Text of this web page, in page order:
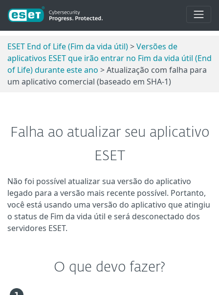
ESET End of Life (Fim da vida útil)>Versões de
aplicativos ESET que irão entrar no Fim da vida útil (End
of Life) durante este ano > Atualização com falha para
um aplicativo comercial (baseado em SHA-1)
Falha ao atualizar seu aplicativo
ESET
Não foi possível atualizar sua versão do aplicativo
legado para a versão mais recente possível. Portanto,
você está usando uma versão do aplicativo que atingiu
o status de Fim da vida útil e será desconectado dos
servidores ESET.
O que devo fazer?